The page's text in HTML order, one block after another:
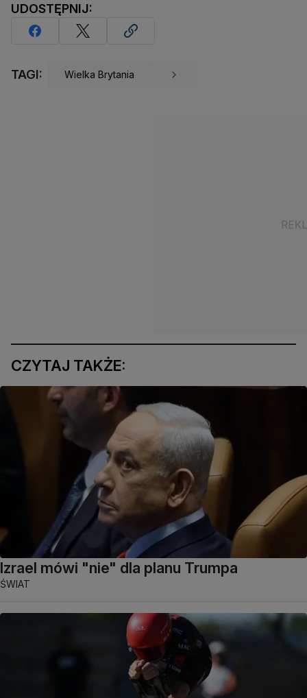
UDOSTĘPNIJ:
TAGI: Wielka Brytania
CZYTAJ TAKŻE:
Izrael mówi "nie" dla planu Trumpa
ŚWIAT